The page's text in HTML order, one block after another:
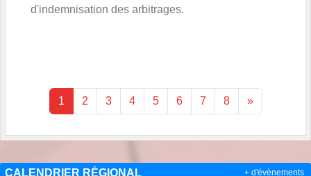
d'indemnisation des arbitrages.
1 2 3 4 5 6 7 8 »
CALENDRIER RÉGIONAL + d'évènements